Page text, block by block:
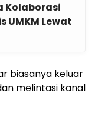
Kolaborasi
UMKM Lewat
biasanya keluar
melintasi kanal